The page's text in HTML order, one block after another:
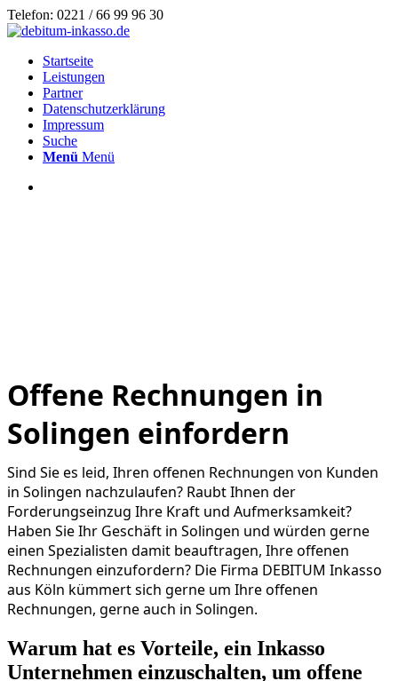
Telefon: 0221 / 66 99 96 30
Startseite
Leistungen
Partner
Datenschutzerklärung
Impressum
Suche
Menü Menü
Offene Rechnungen in
Solingen einfordern
Sind Sie es leid, Ihren offenen Rechnungen von Kunden
in Solingen nachzulaufen? Raubt Ihnen der
Forderungseinzug Ihre Kraft und Aufmerksamkeit?
Haben Sie Ihr Geschäft in Solingen und würden gerne
einen Spezialisten damit beauftragen, Ihre offenen
Rechnungen einzufordern? Die Firma DEBITUM Inkasso
aus Köln kümmert sich gerne um Ihre offenen
Rechnungen, gerne auch in Solingen.
Warum hat es Vorteile, ein Inkasso
Unternehmen einzuschalten, um offene